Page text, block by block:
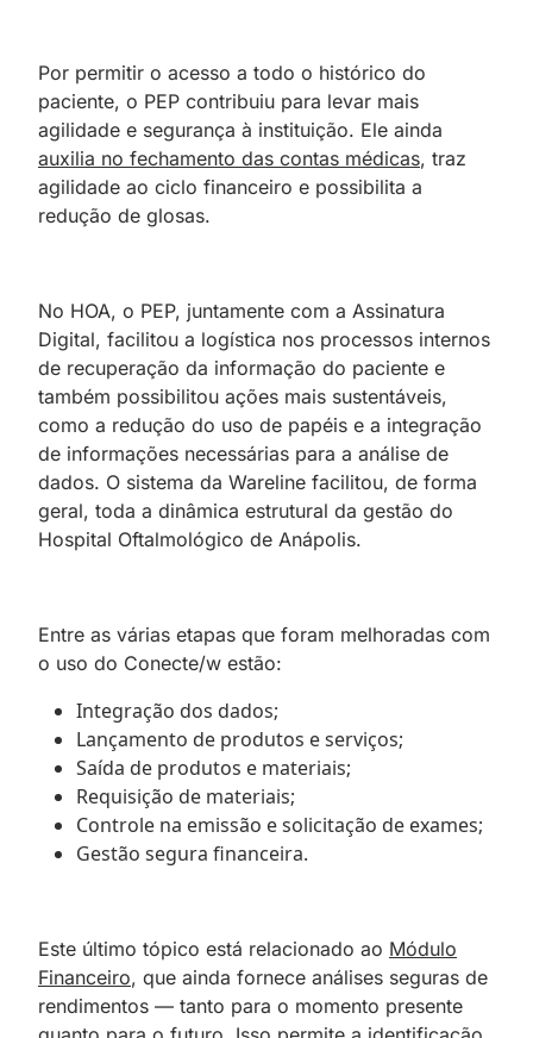
Por permitir o acesso a todo o histórico do
paciente, o PEP contribuiu para levar mais
agilidade e segurança à instituição. Ele ainda
auxilia no fechamento das contas médicas, traz
agilidade ao ciclo financeiro e possibilita a
redução de glosas.
No HOA, o PEP, juntamente com a Assinatura
Digital, facilitou a logística nos processos internos
de recuperação da informação do paciente e
também possibilitou ações mais sustentáveis,
como a redução do uso de papéis e a integração
de informações necessárias para a análise de
dados. O sistema da Wareline facilitou, de forma
geral, toda a dinâmica estrutural da gestão do
Hospital Oftalmológico de Anápolis.
Entre as várias etapas que foram melhoradas com
o uso do Conecte/w estão:
Integração dos dados;
Lançamento de produtos e serviços;
Saída de produtos e materiais;
Requisição de materiais;
Controle na emissão e solicitação de exames;
Gestão segura financeira.
Este último tópico está relacionado ao Módulo
Financeiro, que ainda fornece análises seguras de
rendimentos — tanto para o momento presente